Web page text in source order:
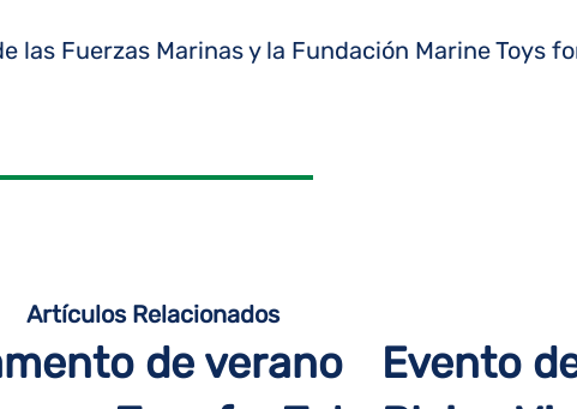
las Fuerzas Marinas y la Fundación Marine Toys
Artículos Relacionados
de verano
Evento